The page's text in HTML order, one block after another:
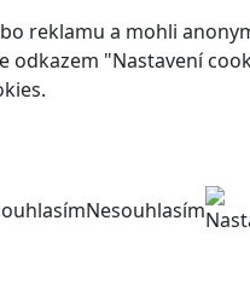
reklamu a mohli
"Nastavení
Nesouhlasím